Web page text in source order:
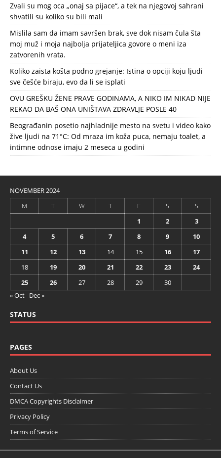
Zvali su mog oca „onaj sa pijace“, a tek na njegovoj sahrani
shvatili su koliko su bili mali
Mislila sam da imam savršen brak, sve dok nisam čula šta
moj muž i moja najbolja prijateljica govore o meni iza
zatvorenih vrata.
Koliko zaista košta podno grejanje: Istina o opciji koju ljudi
sve češće biraju, evo da li se isplati
OVU GREŠKU ŽENE PRAVE GODINAMA, A NIKO IM NIKAD NIJE
REKAO DA BAŠ ONA UNIŠTAVA ZDRAVLJE POSLE 40
Beograđanin posetio najhladnije mesto na svetu i video kako
žive ljudi na 71°C: Od mraza im koža puca, nemaju toalet, a
intimne odnose imaju 2 meseca u godini
NOVEMBER 2024
M
T W T F S
S
1
2
3
4
5 6 7 8 9
10
11
12 13 14 15 16
17
18
19 20 21 22 23
24
25
26 27 28 29
30
« Oct Dec »
STATUS
PAGES
About Us
Contact Us
DMCA Copyrights Disclaimer
Privacy Policy
Terms of Service